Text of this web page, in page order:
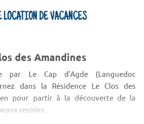
LOCATION DE VACANCES
des Amandines
par Le Cap d'Agde (Languedoc
dans la Résidence Le Clos des
en pour partir à la découverte de la
recoins.